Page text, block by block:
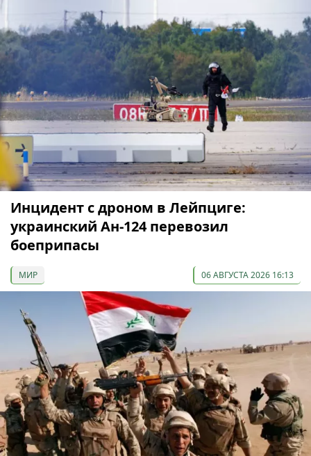
Инцидент с дроном в Лейпциге:
украинский Ан-124 перевозил
боеприпасы
МИР 06 АВГУСТА 2026 16:13